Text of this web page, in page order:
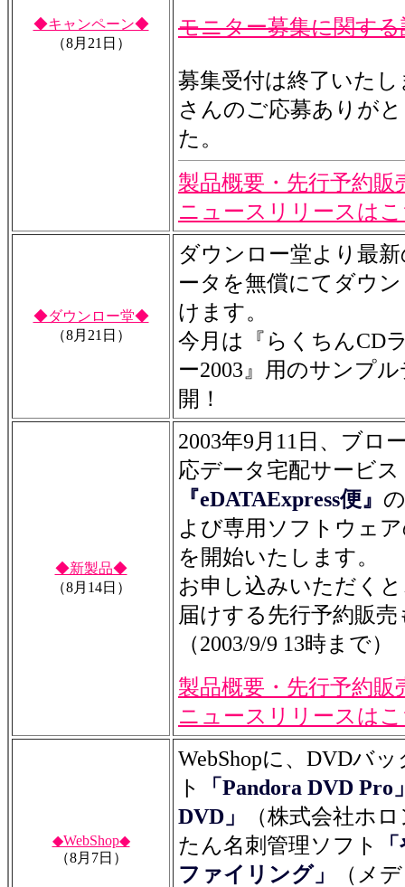
◆キャンペーン◆
（8月21日）
モニター募集に関す
募集受付は終了いた
さんのご応募ありが
た。
製品概要・先行予約販
ニュースリリースは
◆ダウンロー堂◆
（8月21日）
ダウンロー堂より最
ータを無償にてダウ
けます。
今月は『らくちんCD
ー2003』用のサンプ
開！
◆新製品◆
（8月14日）
2003年9月11日、ブロ
応データ宅配サービス
『eDATAExpress便』
よび専用ソフトウェ
を開始いたします。
お申し込みいただく
届けする先行予約販売
（2003/9/9 13時まで）
製品概要・先行予約販
ニュースリリースは
◆WebShop◆
（8月7日）
WebShopに、DVDバ
ト
「Pandora DVD Pro
DVD」
（株式会社ホ
たん名刺管理ソフト
ファイリング」
（メ